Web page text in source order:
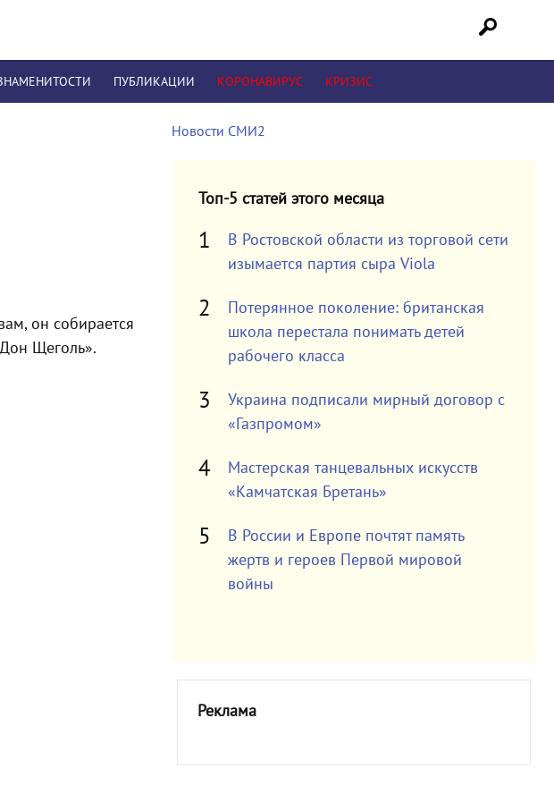
ПУБЛИКАЦИИ КОРОНАВИРУС КРИЗИС
он собирается
Щеголь».
Новости СМИ2
Топ-5 статей этого месяца
В Ростовской области из торговой сети
изымается партия сыра Viola
Потерянное поколение: британская
школа перестала понимать детей
рабочего класса
Украина подписали мирный договор с
«Газпромом»
Мастерская танцевальных искусств
«Камчатская Бретань»
В России и Европе почтят память
жертв и героев Первой мировой
войны
Реклама